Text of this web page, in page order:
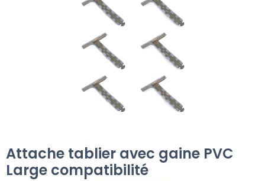
Attache tablier avec gaine PVC
Large compatibilité